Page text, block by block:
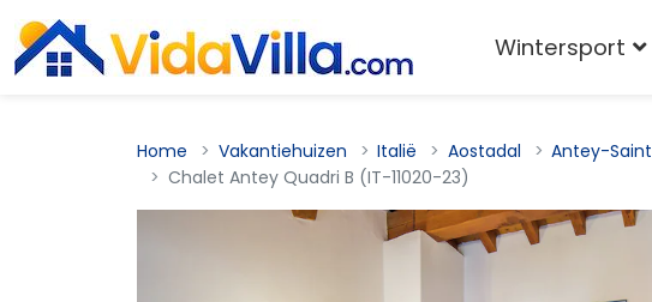
Home Vakantiehuizen Italië Aostadal
Antey-
Chalet Antey Quadri B (IT-11020-23)
Wintersport